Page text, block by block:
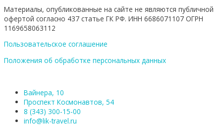
Материалы, опубликованные на сайте не являются публичной
офертой согласно 437 статье ГК РФ. ИНН 6686071107 ОГРН
1169658063112
Пользовательское соглашение
Положения об обработке персональных данных
Вайнера, 10
Проспект Космонавтов, 54
8 (343) 300-15-00
info@lik-travel.ru